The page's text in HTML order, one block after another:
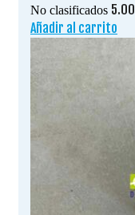
No clasificados 5.00
Añadir al carrito